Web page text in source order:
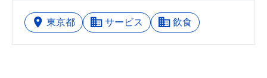
東京都 サービス 飲食